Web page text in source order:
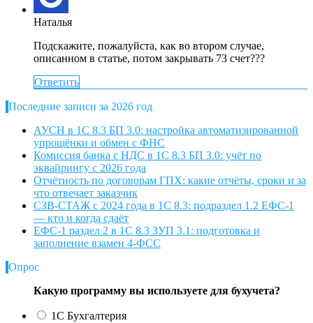
Наталья
Подскажите, пожалуйста, как во втором случае,
описанном в статье, потом закрывать 73 счет???
Ответить
Последние записи за 2026 год
АУСН в 1С 8.3 БП 3.0: настройка автоматизированной
упрощёнки и обмен с ФНС
Комиссия банка с НДС в 1С 8.3 БП 3.0: учёт по
эквайрингу с 2026 года
Отчётность по договорам ГПХ: какие отчёты, сроки и за
что отвечает заказчик
СЗВ-СТАЖ с 2024 года в 1С 8.3: подраздел 1.2 ЕФС-1
— кто и когда сдаёт
ЕФС-1 раздел 2 в 1С 8.3 ЗУП 3.1: подготовка и
заполнение взамен 4-ФСС
Опрос
Какую программу вы используете для бухучета?
1С Бухгалтерия